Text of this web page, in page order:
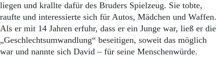
liegen und krallte dafür des Bruders Spielzeug. Sie tobte,
raufte und interessierte sich für Autos, Mädchen und Waffen.
Als er mit 14 Jahren erfuhr, dass er ein Junge war, ließ er die
„Geschlechtsumwandlung“ beseitigen, soweit das möglich
war und nannte sich David – für seine Menschenwürde.